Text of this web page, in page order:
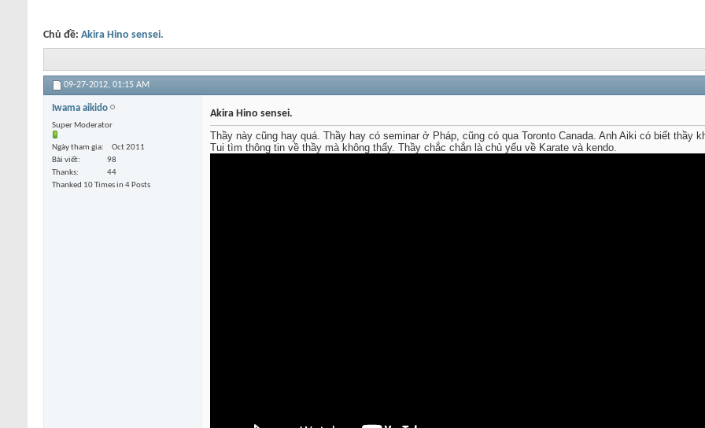
Chủ đề: Akira Hino sensei.
09-27-2012, 01:15 AM
Iwama aikido
Super Moderator
Ngày tham gia
Oct 2011
Bài viết
98
Thanks
44
Thanked 10 Times in 4 Posts
Akira Hino sensei.
Thầy này cũng hay quá. Thầy hay có seminar ở Pháp, cũng có qua Toronto Canada. Anh Aiki có biết thầy
Tui tìm thông tin về thầy mà không thấy. Thầy chắc chắn là chủ yếu về Karate và kendo.